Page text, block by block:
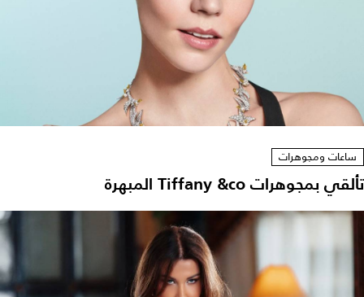
ساعات ومجوهرات
تألقي بمجوهرات Tiffany &co المبهرة